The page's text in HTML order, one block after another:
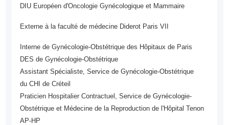
Votre dossier d'admission à la Maternité
d'Antony
DIU Européen d'Oncologie Gynécologique et Mammaire
Externe à la faculté de médecine Diderot Paris VII
Interne de Gynécologie-Obstétrique des Hôpitaux de Paris
DES de Gynécologie-Obstétrique
Assistant Spécialiste, Service de Gynécologie-Obstétrique
du CHI de Créteil
Praticien Hospitalier Contractuel, Service de Gynécologie-
Obstétrique et Médecine de la Reproduction de l'Hôpital Tenon
AP-HP